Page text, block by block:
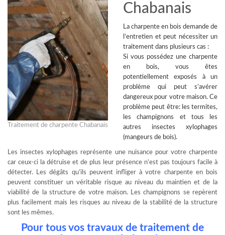
Traitement de charpente Chabanais
Chabanais
La charpente en bois demande de
l’entretien et peut nécessiter un
traitement dans plusieurs cas :
Si vous possédez une charpente
en bois, vous êtes
potentiellement exposés à un
problème qui peut s’avérer
dangereux pour votre maison. Ce
problème peut être: les termites,
les champignons et tous les
autres insectes xylophages
(mangeurs de bois).
Les insectes xylophages représente une nuisance pour votre charpente
car ceux-ci la détruise et de plus leur présence n’est pas toujours facile à
détecter. Les dégâts qu’ils peuvent infliger à votre charpente en bois
peuvent constituer un véritable risque au niveau du maintien et de la
viabilité de la structure de votre maison. Les champignons se repèrent
plus facilement mais les risques au niveau de la stabilité de la structure
sont les mêmes.
Pour tous vos travaux de traitement de